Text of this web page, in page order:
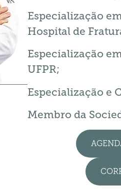
Especialização
Hospital de
Especialização
UFPR;
Especialização e
Membro da